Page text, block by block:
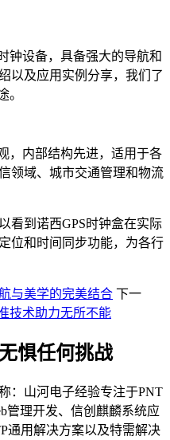
钟设备，具备强大的导航和
以及应用实例分享，我们了
。
内部结构先进，适用于各
领域、城市交通管理和物流
到诺西GPS时钟盒在实际
位和时间同步功能，为各行
与美学的完美结合 下一
技术助力无所不能
惧任何挑战
：山河电子经验专注于PNT
管理开发、信创麒麟系统应
通用解决方案以及特需解决